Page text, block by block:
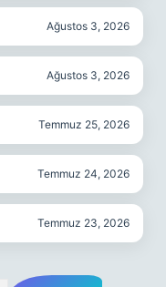
Ağustos 3, 2026
Ağustos 3, 2026
Temmuz 25, 2026
Temmuz 24, 2026
Temmuz 23, 2026